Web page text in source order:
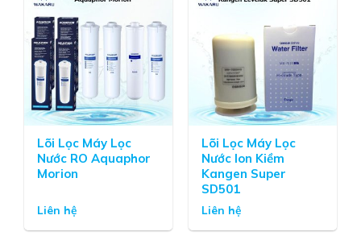
Lõi Lọc Máy Lọc
Nước RO Aquaphor
Morion
Liên hệ
Lõi Lọc Máy Lọc
Nước Ion Kiềm
Kangen Super
SD501
Liên hệ